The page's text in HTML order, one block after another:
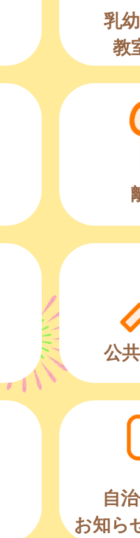
乳
教
公
自
お知ら